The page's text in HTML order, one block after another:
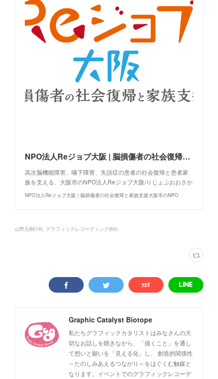
NPO法人Reジョブ大阪 | 脳損傷者の社会復帰と家族支援大阪市のNPO
高次脳機能障害、嚥下障害、失語症の患者の社会復帰と患者家
族を支える、大阪市のNPO法人Reジョブ大阪/りじょぶおおさか
NPO法人Reジョブ大阪 | 脳損傷者の社会復帰と家族支援大阪市のNPO
山野元樹(19) グラフィックレコーディング(60)
Graphic Catalyst Biotope
私たちグラフィックカタリストはみなさんの大
切なお話しを聴きながら、「描くこと」を通し
て想いと願いを「見える化」し、 創造的関係性
～たのしみあえるつながり～をはぐくむ触媒と
なります。イベントでのグラフィックレコーデ